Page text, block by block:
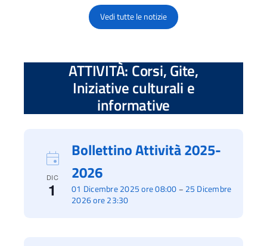
Vedi tutte le notizie
ATTIVITÀ: Corsi, Gite,
Iniziative culturali e
informative
DIC
1 01 Dicembre 2025 ore 08:00 – 25 Dicembre
2026 ore 23:30
Bollettino Attività 2025-
2026